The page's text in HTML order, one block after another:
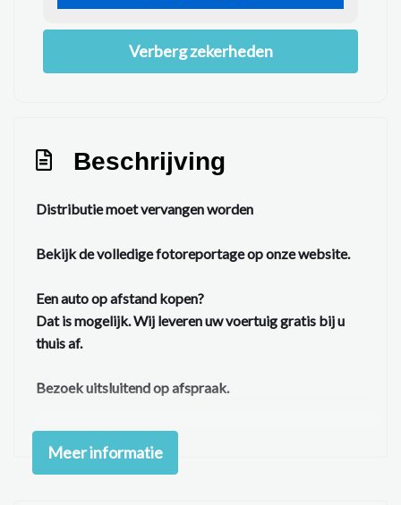
Verberg zekerheden
Beschrijving
Distributie moet vervangen worden
Bekijk de volledige fotoreportage op onze website.
Een auto op afstand kopen?
Dat is mogelijk. Wij leveren uw voertuig gratis bij u
thuis af.
Bezoek uitsluitend op afspraak.
Let op:Wij reserveren voertuigen alleen na
aanbetaling, om misbruik en no-shows te voorkomen.
✔ Geen afleverkosten
Meer informatie